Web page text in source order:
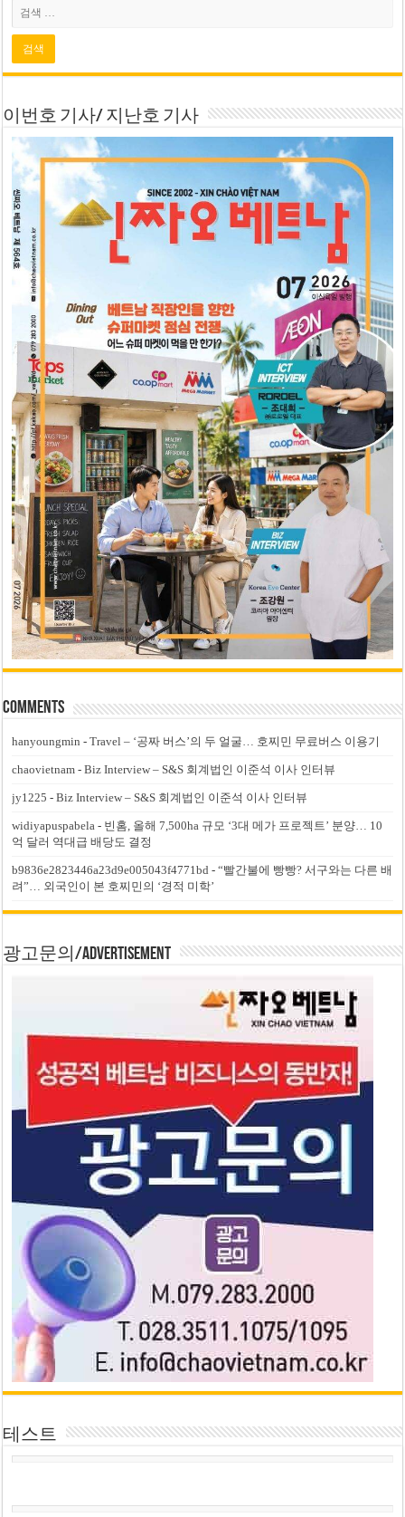
이번호 기사/ 지난호 기사
Comments
hanyoungmin -Travel – ‘공짜 버스’의 두 얼굴… 호찌민 무료버스 이용기
chaovietnam -Biz Interview – S&S 회계법인 이준석 이사 인터뷰
jy1225 -Biz Interview – S&S 회계법인 이준석 이사 인터뷰
widiyapuspabela - 빈홈, 올해 7,500ha 규모 ‘3대 메가 프로젝트’ 분양… 10
억 달러 역대급 배당도 결정
b9836e2823446a23d9e005043f4771bd -“빨간불에 빵빵? 서구와는 다른 배
려”… 외국인이 본 호찌민의 ‘경적 미학’
광고문의/Advertisement
테스트